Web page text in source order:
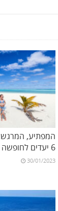
המפתיע, המרגש,
6 יעדים לחופשה בפסח עם הילדים
30/01/2023